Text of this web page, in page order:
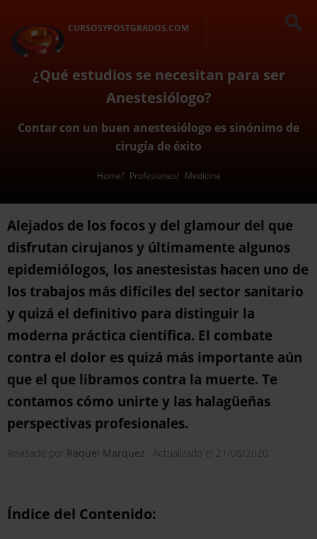
CURSOSYPOSTGRADOS.COM
¿Qué estudios se necesitan para ser
Anestesiólogo?
Contar con un buen anestesiólogo es sinónimo de
cirugía de éxito
Home Profesiones Medicina
Alejados de los focos y del glamour del que
disfrutan cirujanos y últimamente algunos
epidemiólogos, los anestesistas hacen uno de
los trabajos más difíciles del sector sanitario
y quizá el definitivo para distinguir la
moderna práctica científica. El combate
contra el dolor es quizá más importante aún
que el que libramos contra la muerte. Te
contamos cómo unirte y las halagüeñas
perspectivas profesionales.
Revisado por Raquel Marquez · Actualizado el 21/08/2020
Índice del Contenido: